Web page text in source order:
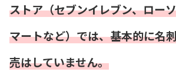
ストア（セブンイレブン、ロー
マートなど）では、基本的に名
売はしていません。